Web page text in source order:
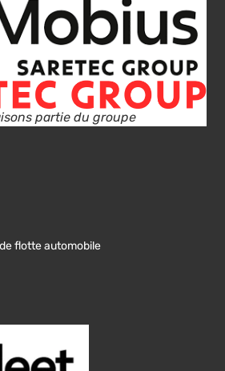
partie du groupe
flotte automobile